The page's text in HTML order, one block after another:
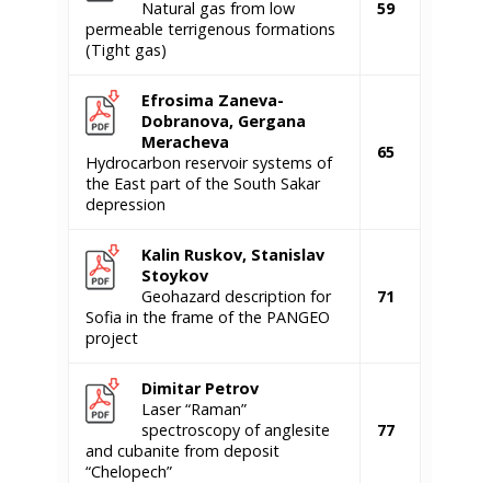
Natural gas from low
permeable terrigenous formations
(Tight gas)
59
Efrosima Zaneva-
Dobranova, Gergana
Meracheva
Hydrocarbon reservoir systems of
the East part of the South Sakar
depression
65
Kalin Ruskov, Stanislav
Stoykov
Geohazard description for
Sofia in the frame of the PANGEO
project
71
DimitarPetrov
Laser “Raman”
spectroscopy of anglesite
and cubanite from deposit
“Chelopech”
77